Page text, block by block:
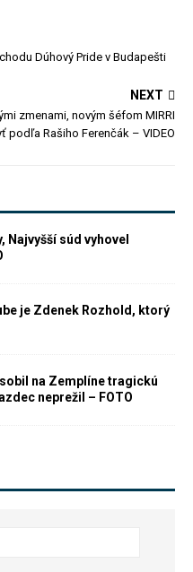
Dúhový Pride v Budapešti
NEXT
zmenami, novým šéfom MIRRI
podľa Rašiho Ferenčák – VIDEO
Najvyšší súd vyhovel
je Zdenek Rozhold, ktorý
na Zemplíne tragickú
neprežil – FOTO